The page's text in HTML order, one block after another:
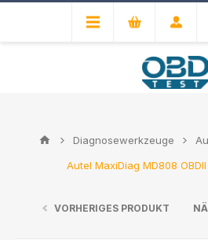
Diagnosewerkzeuge
Autel MaxiDiag MD808
VORHERIGES PRODUKT